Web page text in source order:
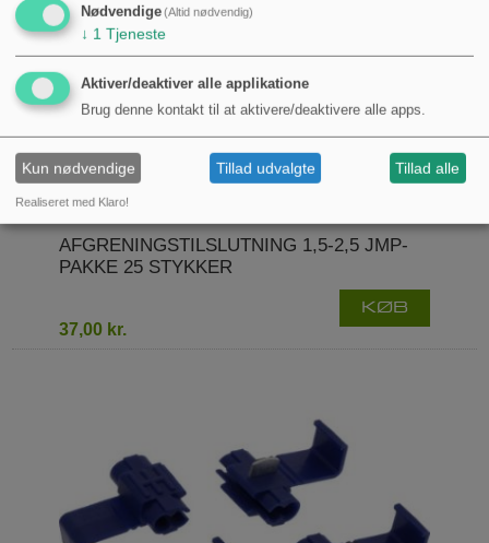
AFGRENINGSTILSLUTNING 1,5-2,5 JMP-
PAKKE 25 STYKKER
37,00 kr.
KØB
Nødvendige(Altid nødvendig)
↓ 1 Tjeneste
Aktiver/deaktiver alle applikatione
Brug denne kontakt til at aktivere/deaktivere alle apps.
Kun nødvendige Tillad udvalgte Tillad alle
Realiseret med Klaro!